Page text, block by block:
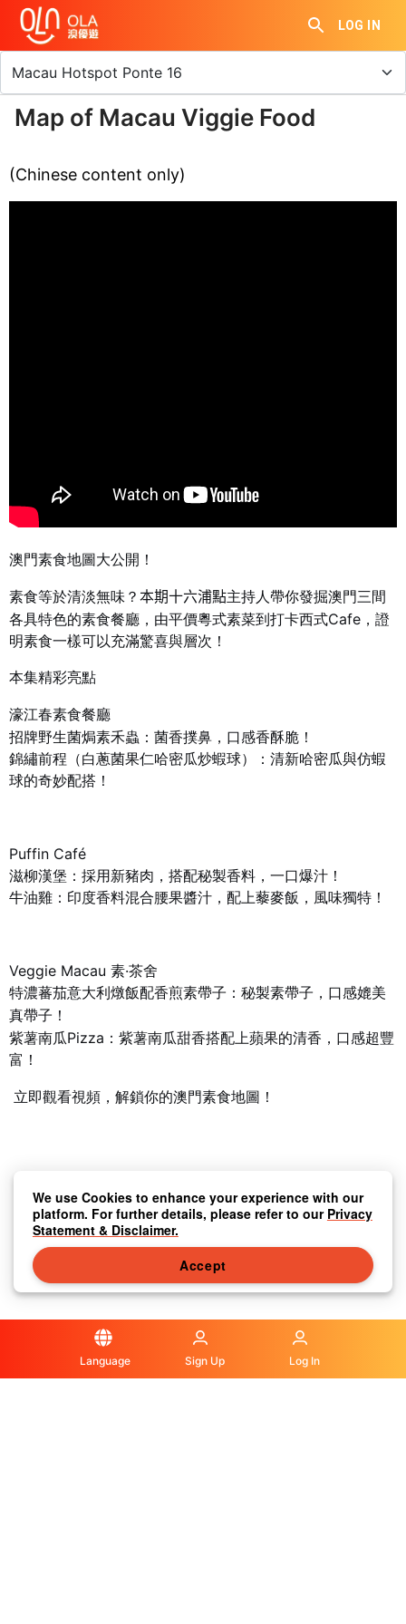
LOG IN
Map of Macau Viggie Food
(Chinese content only)
澳門素食地圖 大公開！
素食等於清淡無味？ 本期十六浦點主持人帶你發掘澳門三間
各具特色的素食餐廳，由平價粵式素菜到打卡西式Cafe ，證
明素食一樣可以充滿驚喜與層次！
本集精彩亮點
濠江春素食餐廳
招牌野生菌焗素禾蟲：菌香撲鼻，口感香酥脆！
錦繡前程（白蔥菌果仁哈密瓜炒蝦球）：清新哈密瓜與仿蝦
球的奇妙配搭！
Puffin Café
滋柳漢堡：採用新豬肉，搭配秘製香料， 一口爆汁 ！
牛油雞：印度香料混合腰果醬汁，配上藜麥飯 ，風味獨特！
Veggie Macau 素·茶舍
特濃蕃茄意大利燉飯配香煎素帶子：秘製素帶子，口感媲美
真帶子！
紫薯南瓜Pizza ：紫薯南瓜甜香搭配上蘋果的清香 ，口感超豐
富！
立即觀看視頻，解鎖你的澳門素食地圖！
Language Sign Up Log In
We use Cookies to enhance your experience with our
platform. For further details, please refer to our Privacy
Statement & Disclaimer.
Accept